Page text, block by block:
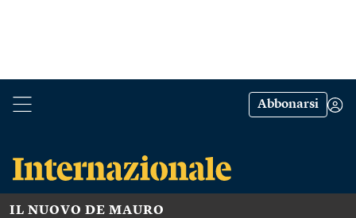
Abbonarsi
IL NUOVO DE MAURO